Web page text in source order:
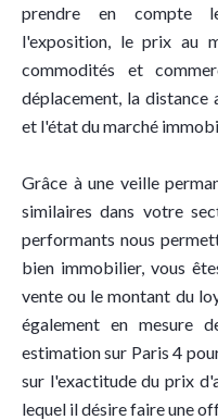
prendre en compte
l'exposition, le prix au
commodités et
déplacement, la distance
et l'état du marché
Grâce à une veille
similaires dans votre
performants nous
bien immobilier, vous
vente ou le montant du
également en mesure
estimation sur Paris 4
sur l'exactitude du prix
lequel il désire faire une